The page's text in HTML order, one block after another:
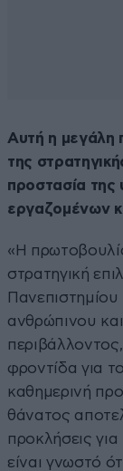
Αυτή η μεγάλη
της
προστασία της
εργαζομένων
«Η
στρατηγική
ανθρώπινου
φροντίδα για
καθημερινή
θάνατος
προκλήσεις
είναι γνωστό